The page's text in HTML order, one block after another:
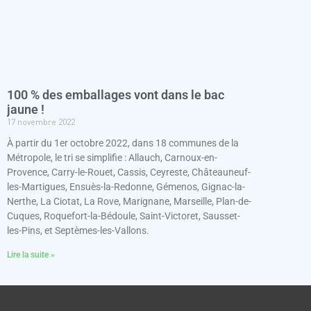
100 % des emballages vont dans le bac
jaune !
17 novembre 2022
À partir du 1er octobre 2022, dans 18 communes de la
Métropole, le tri se simplifie : Allauch, Carnoux-en-
Provence, Carry-le-Rouet, Cassis, Ceyreste, Châteauneuf-
les-Martigues, Ensuès-la-Redonne, Gémenos, Gignac-la-
Nerthe, La Ciotat, La Rove, Marignane, Marseille, Plan-de-
Cuques, Roquefort-la-Bédoule, Saint-Victoret, Sausset-
les-Pins, et Septèmes-les-Vallons.
Lire la suite »